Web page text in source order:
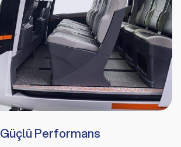
Güçlü Performans